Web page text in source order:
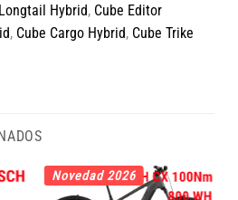
Hybrid, Cube Editor
, Cube Cargo Hybrid, Cube Trike
Novedad 2026